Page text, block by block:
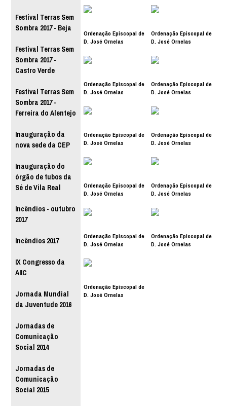
Festival Terras Sem
Sombra 2017 - Beja
Festival Terras Sem
Sombra 2017 -
Castro Verde
Festival Terras Sem
Sombra 2017 -
Ferreira do Alentejo
Inauguração da
nova sede da CEP
Inauguração do
órgão de tubos da
Sé de Vila Real
Incêndios - outubro
2017
Incêndios 2017
IX Congresso da
AIIC
Jornada Mundial
da Juventude 2016
Jornadas de
Comunicação
Social 2014
Jornadas de
Comunicação
Social 2015
Ordenação Episcopal de
D. José Ornelas
Ordenação Episcopal de
D. José Ornelas
Ordenação Episcopal de
D. José Ornelas
Ordenação Episcopal de
D. José Ornelas
Ordenação Episcopal de
D. José Ornelas
Ordenação Episcopal de
D. José Ornelas
Ordenação Episcopal de
D. José Ornelas
Ordenação Episcopal de
D. José Ornelas
Ordenação Episcopal de
D. José Ornelas
Ordenação Episcopal de
D. José Ornelas
Ordenação Episcopal de
D. José Ornelas